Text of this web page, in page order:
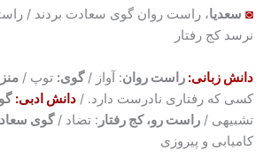
◙ سعدیا، راست روان گوی سعادت بردند /
نرسد کج رفتار
دانش زبانی: راست روان: آواز /گوی: توپ /
کسی که رفتاری نادرست دارد. / دانش ادبی:
تشبیهی / راست رو، کج رفتار : تضاد /گوی
کامیابی و پیروزی